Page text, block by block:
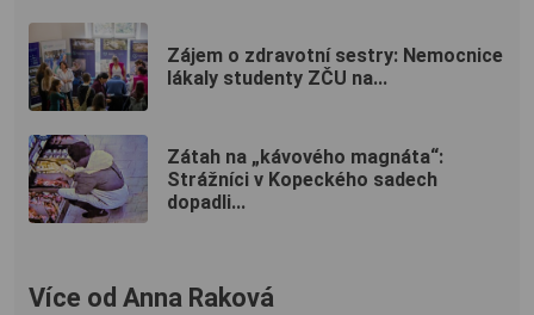
Zájem o zdravotní sestry: Nemocnice
lákaly studenty ZČU na...
Zátah na „kávového magnáta“:
Strážníci v Kopeckého sadech
dopadli...
Více od Anna Raková